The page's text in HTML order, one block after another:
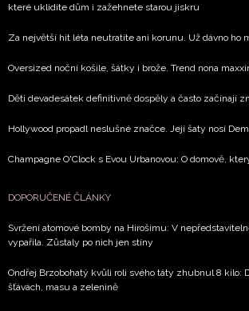
které uklidíte dům i zažehnete starou jiskru
Za největší hit léta neutratíte ani korunu. Už dávno ho
Oversized noční košile, šátky i brože. Trend nona
Děti devadesátek definitivně dospěly a často začínají
Hollywood propadl neslušné značce. Její šaty nosí
Champagne O'Clock s Evou Urbanovou: O domově,
DOPORUČENÉ ČLÁNKY
Svržení atomové bomby na Hirošimu: V
vypařila. Zůstaly po nich jen stíny
Ondřej Brzobohatý kvůli roli svého táty zhubnul 8 kilo:
šťávách, masu a zelenině